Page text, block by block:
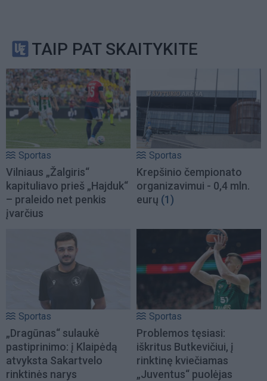
TAIP PAT SKAITYKITE
Sportas
Vilniaus „Žalgiris“
kapituliavo prieš „Hajduk“
– praleido net penkis
įvarčius
Sportas
Krepšinio čempionato
organizavimui - 0,4 mln.
eurų (1)
Sportas
„Dragūnas“ sulaukė
pastiprinimo: į Klaipėdą
atvyksta Sakartvelo
rinktinės narys
Sportas
Problemos tęsiasi:
iškritus Butkevičiui, į
rinktinę kviečiamas
„Juventus“ puolėjas